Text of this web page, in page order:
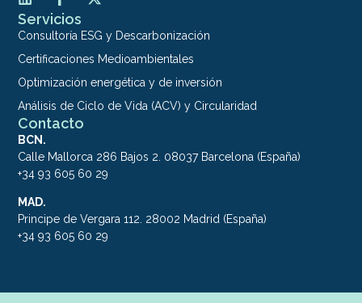
Servicios
Consultoría ESG y Descarbonización
Certificaciones Medioambientales
Optimización energética y de inversión
Análisis de Ciclo de Vida (ACV) y Circularidad
Contacto
BCN.
Calle Mallorca 286 Bajos 2. 08037 Barcelona (España)
+34 93 605 60 29
MAD.
Principe de Vergara 112. 28002 Madrid (España)
+34 93 605 60 29